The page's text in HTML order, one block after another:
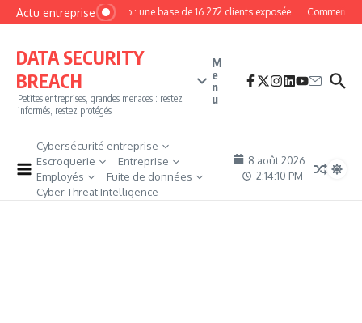
Aller au contenu
Actu entrepriseMyPhoto : une base de 16 272 clients exposée Comment
DATA SECURITY
BREACH
Petites entreprises, grandes menaces : restez
informés, restez protégés
M
e
n
u
Cybersécurité entreprise
Escroquerie
Entreprise
Employés
Fuite de données
Cyber Threat Intelligence
8 août 2026
2:14:11 PM